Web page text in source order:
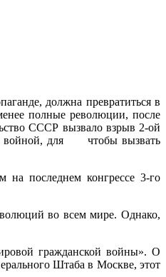
должна превратиться в
полные революции, после
СССР вызвало взрыв 2-ой
войной, для чтобы вызвать
последнем конгрессе 3-го
во всем мире. Однако,
гражданской войны». О
Штаба в Москве, этот